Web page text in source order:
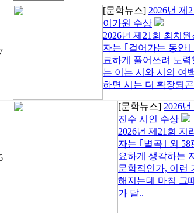
[문학뉴스] 2026년 제
이가원 수상
2026년 제21회 최치
자는 ｢걸어가는 동안
료하게 풀어쓰려 노
는 이는 시와 시의 여
하면 시는 더 확장되
[문학뉴스] 2026
진수 시인 수상
2026년 제21회
자는 ｢별곡｣ 외
요하게 생각하는
문학적인가, 이런
해지는데 마침 그
가 달..